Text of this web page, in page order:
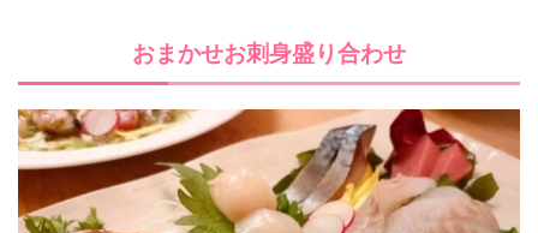
おまかせお刺身盛り合わせ